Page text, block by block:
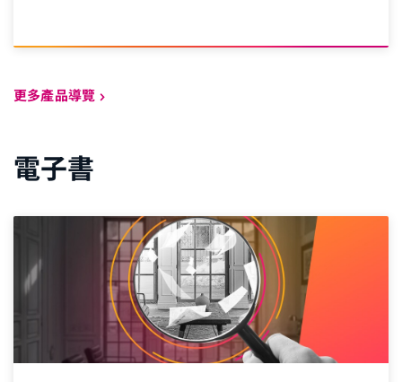
更多產品導覽
電子書